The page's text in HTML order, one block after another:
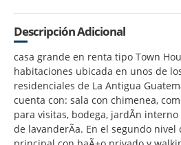
Descripción Adicional
casa grande en renta tipo Town
habitaciones ubicada en unos de
residenciales de La Antigua
cuenta con: sala con chimenea,
para visitas, bodega, jardÃ­n interno
de lavanderÃ­a. En el segundo nivel